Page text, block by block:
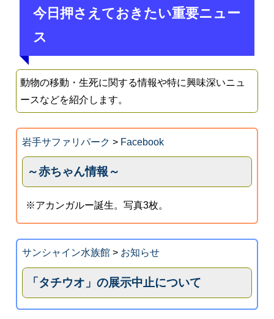
今日押さえておきたい重要ニュー
ス
動物の移動・生死に関する情報や特に興味深いニュ
ースなどを紹介します。
岩手サファリパーク > Facebook
～赤ちゃん情報～
※アカンガルー誕生。写真3枚。
サンシャイン水族館> お知らせ
「タチウオ」の展示中止について